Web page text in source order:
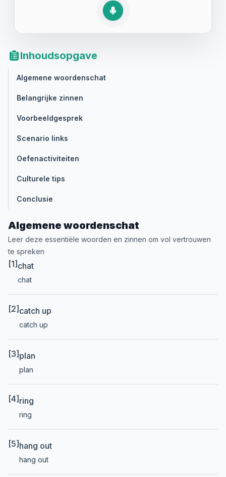
Inhoudsopgave
Algemene woordenschat
Belangrijke zinnen
Voorbeeldgesprek
Scenario links
Oefenactiviteiten
Culturele tips
Conclusie
Algemene woordenschat
Leer deze essentiële woorden en zinnen om vol vertrouwen
te spreken
[1] chat
chat
[2] catch up
catch up
[3] plan
plan
[4] ring
ring
[5] hang out
hang out